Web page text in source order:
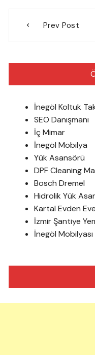
gezinmesi
Prev Post
İnegöl Koltuk
SEO Danışmanı
İç Mimar
İnegöl Mobilya
Yük Asansörü
DPF Cleaning
Bosch Dremel
Hidrolik Yük
Kartal Evden
İzmir Şantiye
İnegöl Mobilyası